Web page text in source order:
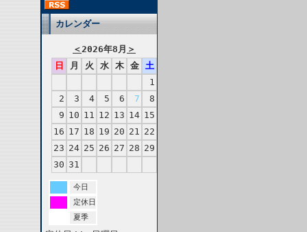
カレンダー
＜2026年8月 ＞
日
月 火 水 木 金
土
1
2
3 4 5 6 7
8
9 10 11 12 13 14 15
16 17 18 19 20 21 22
23 24 25 26 27 28 29
30 31
今日
定休日
夏季